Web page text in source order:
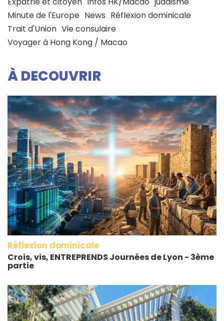
Minute de l'Europe News Réflexion dominicale
Trait d'Union Vie consulaire
Voyager à Hong Kong / Macao
À DECOUVRIR
Réflexion dominicale
Crois, vis, ENTREPRENDS Journées de Lyon - 3ème
partie